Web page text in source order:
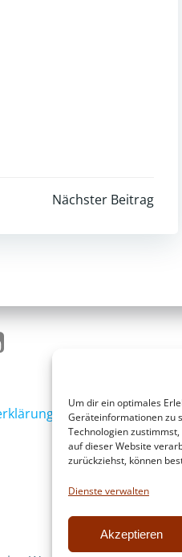
Um dir ein optimales
Geräteinformationen zu
Technologien
auf dieser Website
zurückziehst, können
Dienste verwalten
Akzeptieren
Nächster Beitrag